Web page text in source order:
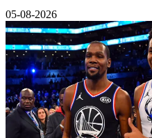
05-08-2026